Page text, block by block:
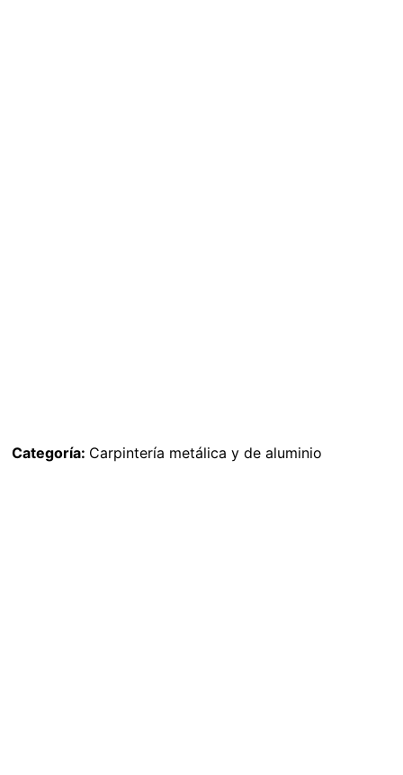
Categoría: Carpintería metálica y de aluminio